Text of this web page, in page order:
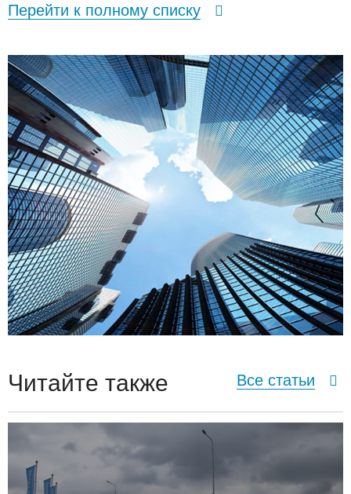
Перейти к полному списку
Читайте также Все статьи